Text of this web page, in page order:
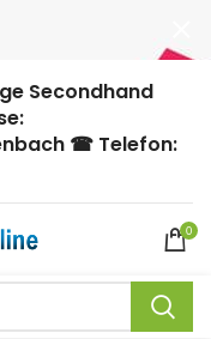
Secondhand
☎ Telefon:
0